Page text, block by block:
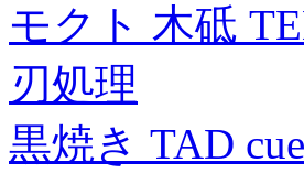
モクト 木砥
刃処理
黒焼き TAD